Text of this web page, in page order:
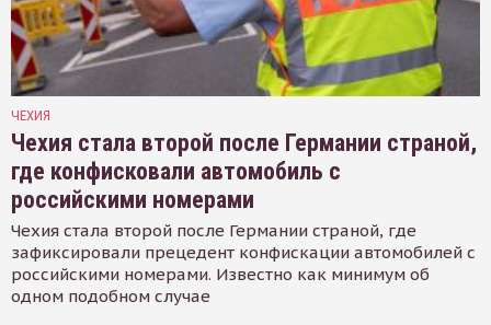
ЧЕХИЯ
Чехия стала второй после Германии страной,
где конфисковали автомобиль с
российскими номерами
Чехия стала второй после Германии страной, где
зафиксировали прецедент конфискации автомобилей с
российскими номерами. Известно как минимум об
одном подобном случае